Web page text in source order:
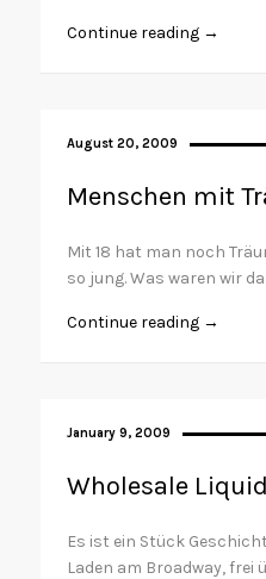
Continue reading →
August 20, 2009
Menschen mit
Mit 18 hat man noch
so jung. Was waren wir
Continue reading →
January 9, 2009
Wholesale
Es ist ein Stück
Laden am Broadway, frei